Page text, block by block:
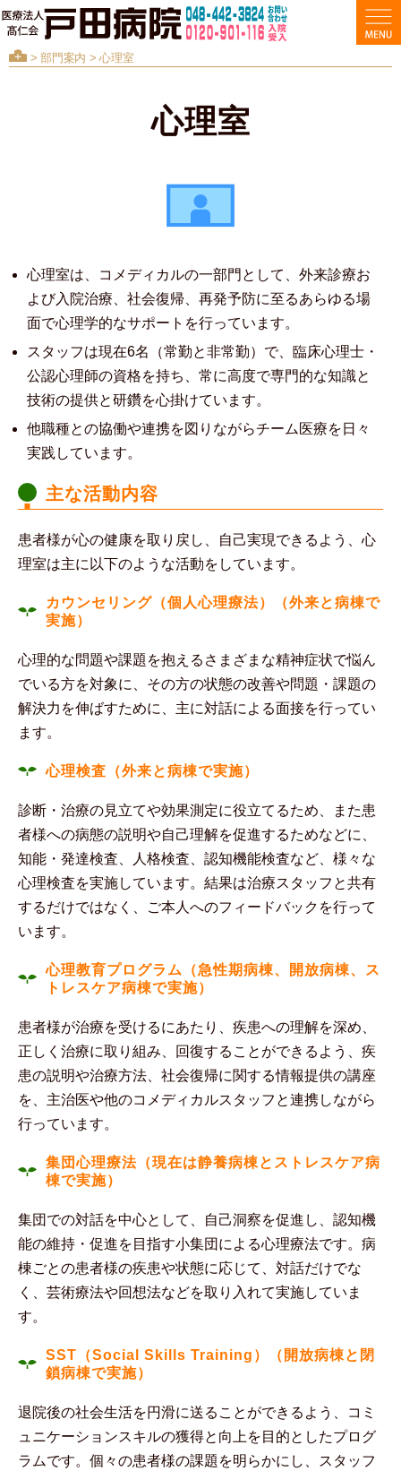
>部門案内 > 心理室
心理室
心理室は、コメディカルの一部門として、外来診療お
よび入院治療、社会復帰、再発予防に至るあらゆる場
面で心理学的なサポートを行っています。
スタッフは現在6名（常勤と非常勤）で、臨床心理士・
公認心理師の資格を持ち、常に高度で専門的な知識と
技術の提供と研鑽を心掛けています。
他職種との協働や連携を図りながらチーム医療を日々
実践しています。
主な活動内容
患者様が心の健康を取り戻し、自己実現できるよう、心
理室は主に以下のような活動をしています。
カウンセリング（個人心理療法）（外来と病棟で
実施）
心理的な問題や課題を抱えるさまざまな精神症状で悩ん
でいる方を対象に、その方の状態の改善や問題・課題の
解決力を伸ばすために、主に対話による面接を行ってい
ます。
心理検査（外来と病棟で実施）
診断・治療の見立てや効果測定に役立てるため、また患
者様への病態の説明や自己理解を促進するためなどに、
知能・発達検査、人格検査、認知機能検査など、様々な
心理検査を実施しています。結果は治療スタッフと共有
するだけではなく、ご本人へのフィードバックを行って
います。
心理教育プログラム（急性期病棟、開放病棟、ス
トレスケア病棟で実施）
患者様が治療を受けるにあたり、疾患への理解を深め、
正しく治療に取り組み、回復することができるよう、疾
患の説明や治療方法、社会復帰に関する情報提供の講座
を、主治医や他のコメディカルスタッフと連携しながら
行っています。
集団心理療法（現在は静養病棟とストレスケア病
棟で実施）
集団での対話を中心として、自己洞察を促進し、認知機
能の維持・促進を目指す小集団による心理療法です。病
棟ごとの患者様の疾患や状態に応じて、対話だけでな
く、芸術療法や回想法などを取り入れて実施していま
す。
SST（Social Skills Training）（開放病棟と閉
鎖病棟で実施）
退院後の社会生活を円滑に送ることができるよう、コミ
ュニケーションスキルの獲得と向上を目的としたプログ
ラムです。個々の患者様の課題を明らかにし、スタッフ